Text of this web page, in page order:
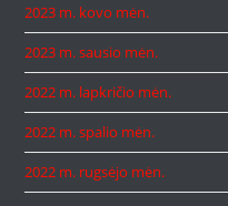
2023 m. kovo mėn.
2023 m. sausio mėn.
2022 m. lapkričio mėn.
2022 m. spalio mėn.
2022 m. rugsėjo mėn.